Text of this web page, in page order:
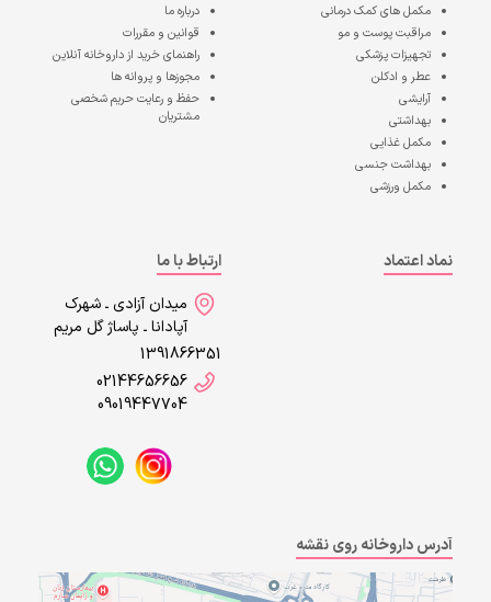
مکمل های کمک درمانی
مراقبت پوست و مو
تجهیزات پزشکی
عطر و ادکلن
آرایشی
بهداشتی
مکمل غذایی
بهداشت جنسی
مکمل ورزشی
درباره ما
قوانین و مقررات
راهنمای خرید از داروخانه آنلاین
مجوزها و پروانه ها
حفظ و رعایت حریم شخصی
مشتریان
نماد اعتماد
ارتباط با ما
میدان آزادی ـ شهرک
آپادانا ـ پاساژ گل مریم
1391866351
02144656656
09019447704
آدرس داروخانه روی نقشه